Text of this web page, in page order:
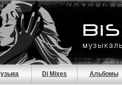
Dj Mixes Альбомы